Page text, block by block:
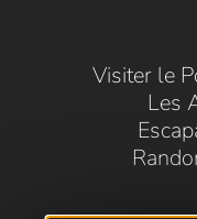
Visiter le
Les